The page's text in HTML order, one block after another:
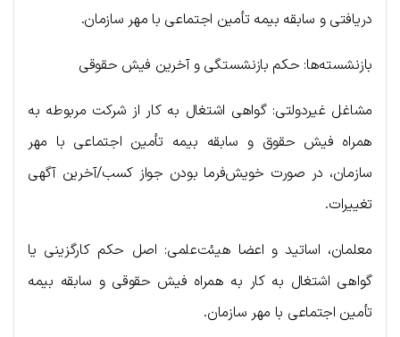
دریافتی و سابقه بیمه تأمین اجتماعی با مهر سازمان.
بازنشسته‌ها: حکم بازنشستگی و آخرین فیش حقوقی
مشاغل غیردولتی: گواهی اشتغال به کار از شرکت مربوطه به
همراه فیش حقوق و سابقه بیمه تأمین اجتماعی با مهر
سازمان، در صورت خویش‌فرما بودن جواز کسب/آخرین آگهی
تغییرات.
معلمان، اساتید و اعضا هیئت‌علمی: اصل حکم کارگزینی یا
گواهی اشتغال به کار به همراه فیش حقوقی و سابقه بیمه
تأمین اجتماعی با مهر سازمان.